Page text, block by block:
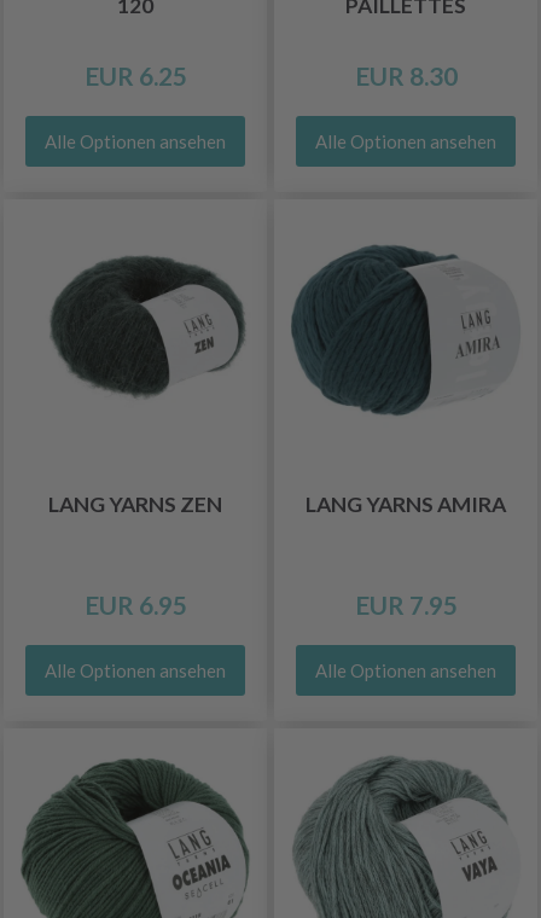
120
EUR 6.25
Alle Optionen ansehen
PAILLETTES
EUR 8.30
Alle Optionen ansehen
LANG YARNS ZEN
EUR 6.95
Alle Optionen ansehen
LANG YARNS AMIRA
EUR 7.95
Alle Optionen ansehen